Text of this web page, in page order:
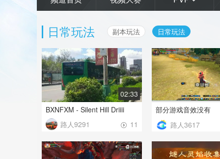
日常玩法 副本玩法 日常玩法
02:33
BXNFXM - Silent Hill Driiii
11
路人9291
部分游戏音效没有
路人3617